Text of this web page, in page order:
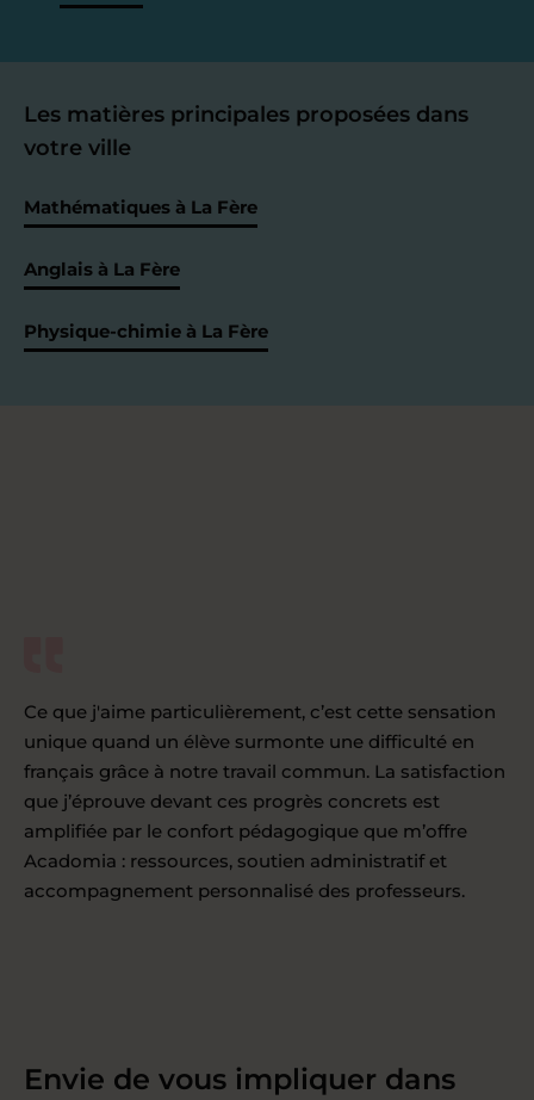
Les matières principales proposées dans
votre ville
Mathématiques à La Fère
Anglais à La Fère
Physique-chimie à La Fère
Ce que j'aime particulièrement, c’est cette sensation
unique quand un élève surmonte une difficulté en
français grâce à notre travail commun. La satisfaction
que j’éprouve devant ces progrès concrets est
amplifiée par le confort pédagogique que m’offre
Acadomia : ressources, soutien administratif et
accompagnement personnalisé des professeurs.
Envie de vous impliquer dans